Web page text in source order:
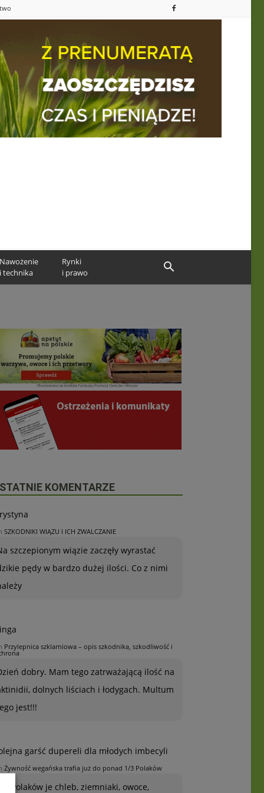
Nawożenie
i technika
Rynki
i prawo
KOMENTARZE
SZKODNIKI WIĄZU I ICH ZWALCZANIE
szczepionym wiązie zaczęły wyrastać
pędy w bardzo dużej ilości. Co z nimi
Przylepnica szklarniowa – opis szkodnika, szkodliwość i
dobry. Mam tego zatrważającą ilość na
dolnych liściach i łodygach. Multum
jest!!!
garść dupereli dla młodych imbecyli
Żywność wegańska trafia już do ponad 1/3 Polaków
3 Polaków je chleb, ziemniaki, owoce,